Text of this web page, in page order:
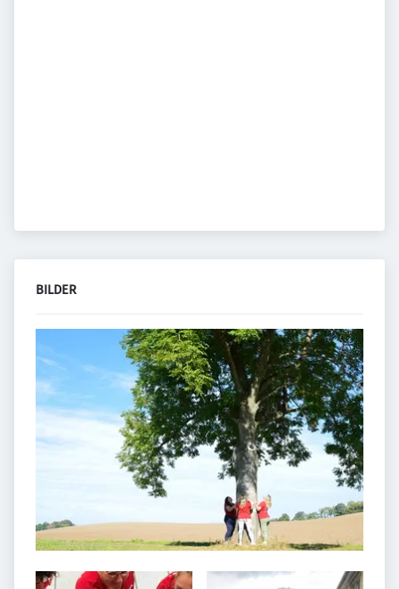
BILDER